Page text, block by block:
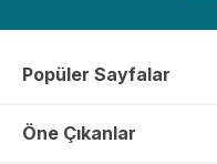
Popüler Sayfalar
Öne Çıkanlar